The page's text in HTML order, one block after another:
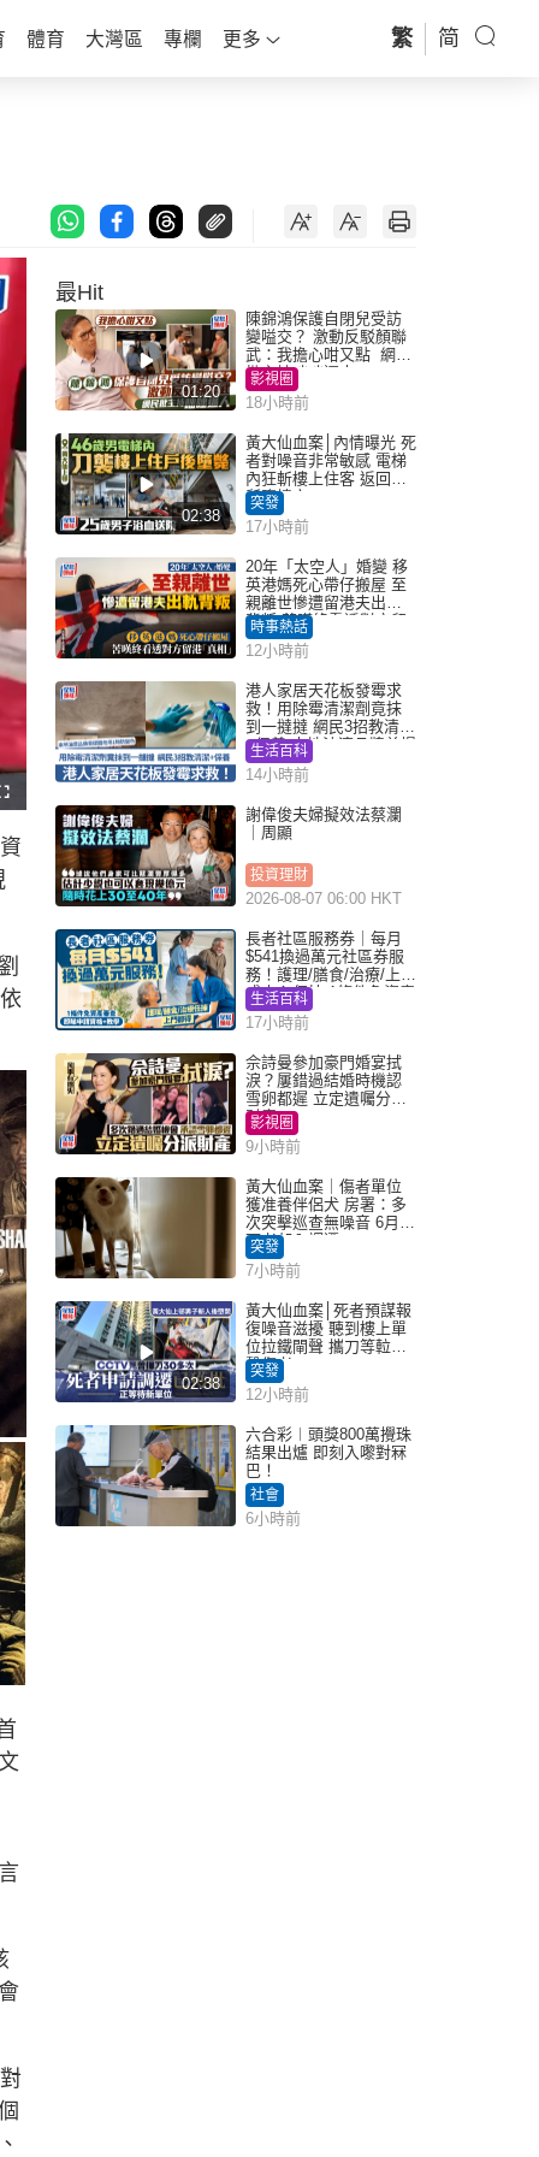
體育 大灣區 專欄 更多 繁 简
F
u
s
c
r
e
e
最Hit
01:20
陳錦鴻保護自閉兒受訪
變嗌交？ 激動反駁顏聯
武：我擔心咁又點 網民
批主持咄咄逼人
影視圈
18小時前
02:38
黃大仙血案│內情曝光 死
者對噪音非常敏感 電梯
內狂斬樓上住客 返回住
所墮樓亡
突發
17小時前
20年「太空人」婚變 移
英港媽死心帶仔搬屋 至
親離世慘遭留港夫出軌
背叛 苦嘆終看透對方留
港「真相」｜Juicy叮
時事熱話
12小時前
港人家居天花板發霉求
救！用除霉清潔劑竟抹
到一撻撻 網民3招教清潔
+保養 本地油漆品牌曾提
醒勿用1物防變色
生活百科
14小時前
謝偉俊夫婦擬效法蔡瀾
｜周顯
投資理財
2026-08-07 06:00 HKT
長者社區服務券｜每月
$541換過萬元社區券服
務！護理/膳食/治療/上門
或中心任揀 1條件免資產
審查（附申請資格及教
學）
生活百科
17小時前
佘詩曼參加豪門婚宴拭
淚？屢錯過結婚時機認
雪卵都遲 立定遺囑分派
財產
影視圈
9小時前
黃大仙血案｜傷者單位
獲准養伴侶犬 房署：多
次突擊巡查無噪音 6月批
死者邨內調遷
突發
7小時前
02:38
黃大仙血案│死者預謀報
復噪音滋擾 聽到樓上單
位拉鐵閘聲 攜刀等𨋢伏
擊傷者
突發
12小時前
六合彩︱頭獎800萬攪珠
結果出爐 即刻入嚟對冧
巴！
社會
6小時前